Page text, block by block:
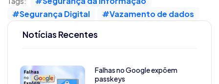
#Segurança Digital
#Vazamento de dados
Notícias Recentes
Falhas no Google expõem
passkeys